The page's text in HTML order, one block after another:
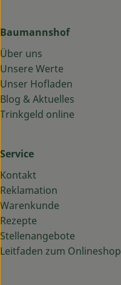
Baumannshof
Über uns
Unsere Werte
Unser Hofladen
Blog & Aktuelles
Trinkgeld online
Service
Kontakt
Reklamation
Warenkunde
Rezepte
Stellenangebote
Leitfaden zum Onlineshop